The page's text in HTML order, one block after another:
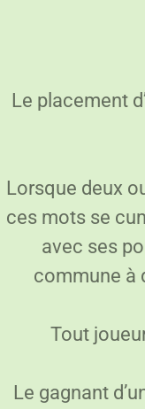
Le placement
Lorsque deux
ces mots se
avec ses
commune à
Tout
Le gagnant